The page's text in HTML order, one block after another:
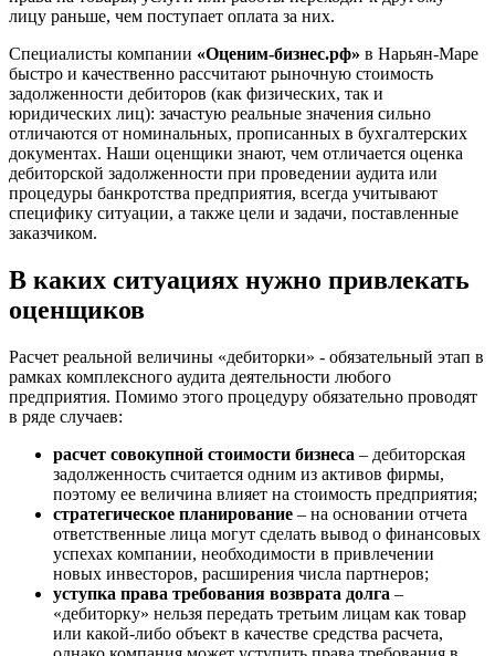
лицу раньше, чем поступает оплата за них.
Специалисты компании «Оценим-бизнес.рф» в Нарьян-Маре
быстро и качественно рассчитают рыночную стоимость
задолженности дебиторов (как физических, так и
юридических лиц): зачастую реальные значения сильно
отличаются от номинальных, прописанных в бухгалтерских
документах. Наши оценщики знают, чем отличается оценка
дебиторской задолженности при проведении аудита или
процедуры банкротства предприятия, всегда учитывают
специфику ситуации, а также цели и задачи, поставленные
заказчиком.
В каких ситуациях нужно привлекать
оценщиков
Расчет реальной величины «дебиторки» - обязательный этап в
рамках комплексного аудита деятельности любого
предприятия. Помимо этого процедуру обязательно проводят
в ряде случаев:
расчет совокупной стоимости бизнеса – дебиторская
задолженность считается одним из активов фирмы,
поэтому ее величина влияет на стоимость предприятия;
стратегическое планирование – на основании отчета
ответственные лица могут сделать вывод о финансовых
успехах компании, необходимости в привлечении
новых инвесторов, расширения числа партнеров;
уступка права требования возврата долга –
«дебиторку» нельзя передать третьим лицам как товар
или какой-либо объект в качестве средства расчета,
Белебей
Белогорск
Белорецк
Белореченск
Белоярский
Бердск
Березники
Бийск
Биробиджан
Бирюч
Благовещенск
Богородицк
Боготол
Большой Камень
Борисоглебск
Боровичи
Бронницы
Брянск
Бугульма
Бугуруслан